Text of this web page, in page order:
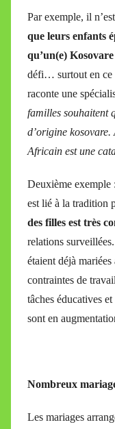
Par exemple, il
que leurs enfants
qu’un(e)
défi… surtout en ce
raconte une
familles souhaitent
d’origine
Africain est une
Deuxième exemple
est lié à la tradition
des filles est très
relations
étaient déjà
contraintes de
tâches éducatives
sont en
Nombreux
Les mariages